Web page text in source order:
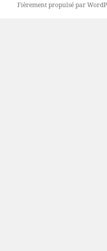
Fièrement propulsé par